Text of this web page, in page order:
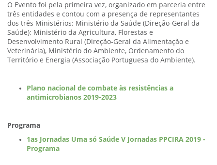
O Evento foi pela primeira vez, organizado em parceria entre
três entidades e contou com a presença de representantes
dos três Ministérios: Ministério da Saúde (Direção-Geral da
Saúde); Ministério da Agricultura, Florestas e
Desenvolvimento Rural (Direção-Geral da Alimentação e
Veterinária), Ministério do Ambiente, Ordenamento do
Território e Energia (Associação Portuguesa do Ambiente).
Plano nacional de combate às resistências a
antimicrobianos 2019-2023
Programa
1as Jornadas Uma só Saúde V Jornadas PPCIRA 2019 -
Programa